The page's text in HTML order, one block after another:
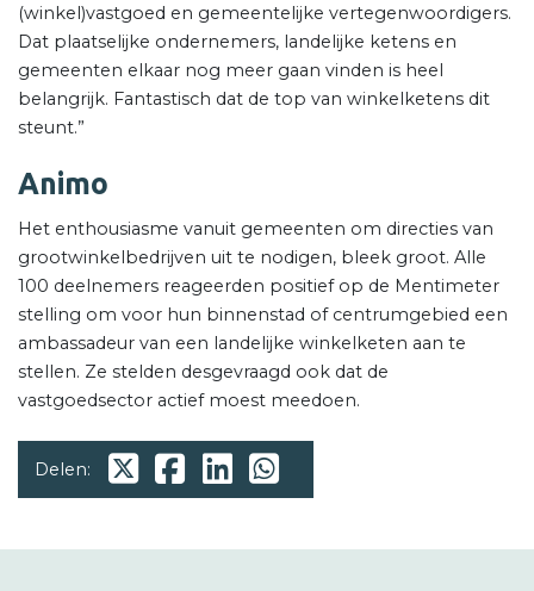
(winkel)vastgoed en gemeentelijke vertegenwoordigers.
Dat plaatselijke ondernemers, landelijke ketens en
gemeenten elkaar nog meer gaan vinden is heel
belangrijk. Fantastisch dat de top van winkelketens dit
steunt.”
Animo
Het enthousiasme vanuit gemeenten om directies van
grootwinkelbedrijven uit te nodigen, bleek groot. Alle
100 deelnemers reageerden positief op de Mentimeter
stelling om voor hun binnenstad of centrumgebied een
ambassadeur van een landelijke winkelketen aan te
stellen. Ze stelden desgevraagd ook dat de
vastgoedsector actief moest meedoen.
Delen: